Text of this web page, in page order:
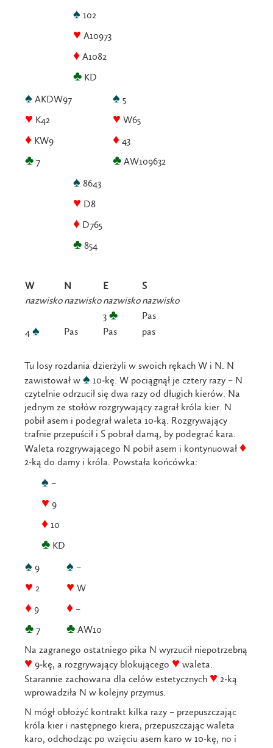
♠ 102
♥ A10973
♦ A1082
♣ KD
♠ AKDW97
♥ K42
♦ KW9
♣ 7
♠ 5
♥ W65
♦ 43
♣ AW109632
♠ 8643
♥ D8
♦ D765
♣ 854
W N E
S
nazwiskonazwiskonazwiskonazwisko
3 ♣
Pas
4 ♠ Pas Pas pas
Tu losy rozdania dzierżyli w swoich rękach W i N. N
zawistował w ♠ 10-kę. W pociągnął je cztery razy – N
czytelnie odrzucił się dwa razy od długich kierów. Na
jednym ze stołów rozgrywający zagrał króla kier. N
pobił asem i podegrał waleta 10-ką. Rozgrywający
trafnie przepuścił i S pobrał damą, by podegrać kara.
Waleta rozgrywającego N pobił asem i kontynuował ♦
2-ką do damy i króla. Powstała końcówka:
♠ –
♥ 9
♦ 10
♣ KD
♠ 9
♥ 2
♦ 9
♣ 7
♠ –
♥ W
♦ –
♣ AW10
Na zagranego ostatniego pika N wyrzucił niepotrzebną
♥ 9-kę, a rozgrywający blokującego ♥ waleta.
Starannie zachowana dla celów estetycznych ♥ 2-ką
wprowadziła N w kolejny przymus.
N mógł obłożyć kontrakt kilka razy – przepuszczając
króla kier i następnego kiera, przepuszczając waleta
karo, odchodząc po wzięciu asem karo w 10-kę, no i